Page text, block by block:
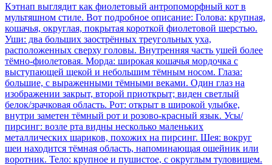
Кэтнап выглядит как фиолетовый антропоморфный кот в
мультяшном стиле. Вот подробное описание: Голова: крупная,
кошачья, округлая, покрытая короткой фиолетовой шерстью.
Уши: два больших заострённых треугольных уха,
расположенных сверху головы. Внутренняя часть ушей более
тёмно-фиолетовая. Морда: широкая кошачья мордочка с
выступающей щекой и небольшим тёмным носом. Глаза:
большие, с выраженными тёмными веками. Один глаз на
изображении закрыт, второй приоткрыт; виден светлый
белок/зрачковая область. Рот: открыт в широкой улыбке,
внутри заметен тёмный рот и розово-красный язык. Усы/
пирсинг: возле рта видны несколько маленьких
металлических шариков, похожих на пирсинг. Шея: вокруг
шеи находится тёмная область, напоминающая ошейник или
воротник. Тело: крупное и пушистое, с округлым туловищем.